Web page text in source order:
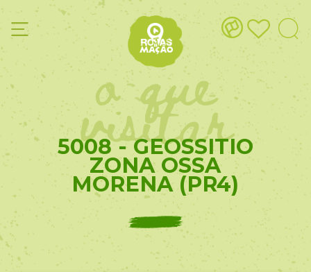
o que
visitar
5008 - GEOSSITIO
ZONA OSSA
MORENA (PR4)